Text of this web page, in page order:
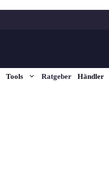
Tools Ratgeber Händler